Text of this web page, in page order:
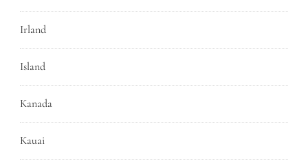
Irland
Island
Kanada
Kauai